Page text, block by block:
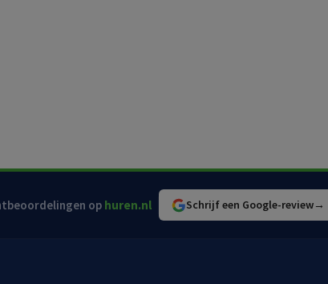
op huren.nl Schrijf een Google-review→